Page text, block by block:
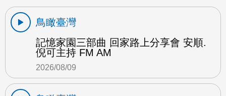
鳥瞰臺灣
記憶家園三部曲 回家路上分享會 安順.
倪可主持 FM AM
2026/08/09